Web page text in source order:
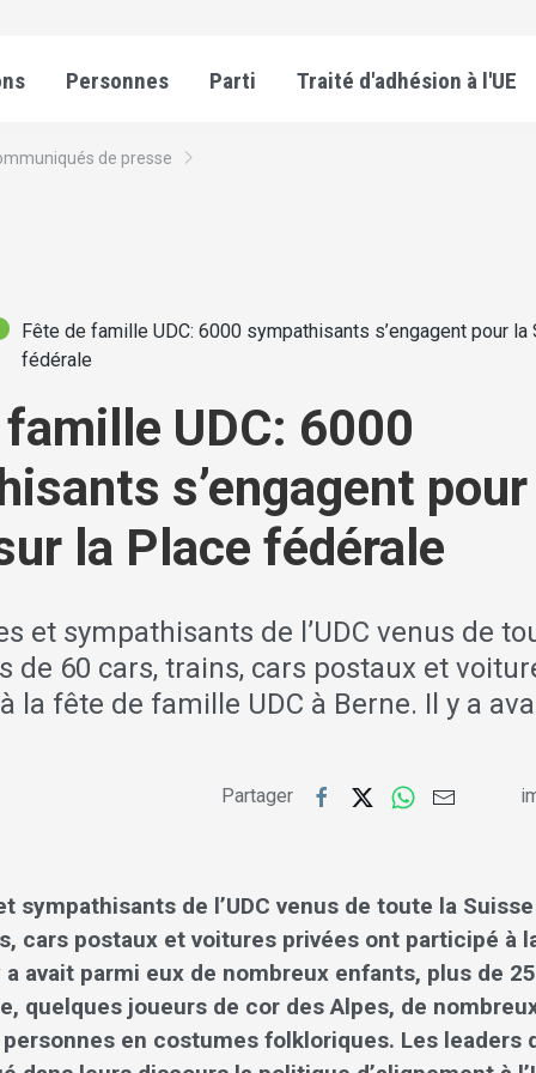
Personnes Parti Traité d'adhésion à l'UE
de presse
Fête de famille UDC: 6000 sympathisants s’engagent pour
fédérale
UDC: 6000
s’engagent
la Place fédérale
et sympathisants de l’UDC venus de
de 60 cars, trains, cars postaux et
la fête de famille UDC à Berne. Il y a
Partager
sympathisants de l’UDC venus de toute la
cars postaux et voitures privées ont participé à
a avait parmi eux de nombreux enfants, plus de
quelques joueurs de cor des Alpes, de
en costumes folkloriques. Les leaders